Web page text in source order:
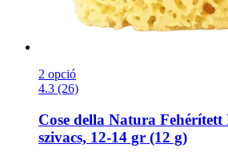
2 opció
4.3 (26)
Cose della Natura Fehérített
szivacs, 12-​14 gr (12 g)